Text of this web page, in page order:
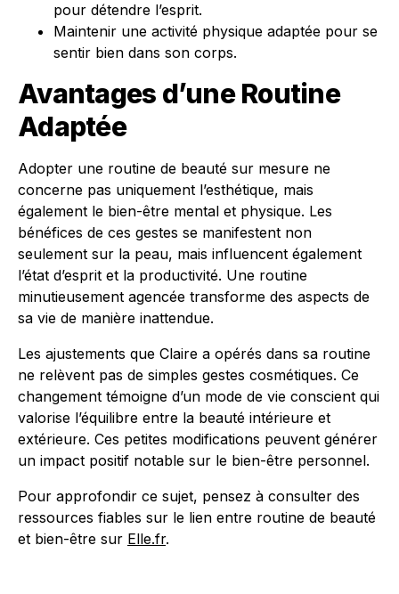
pour détendre l’esprit.
Maintenir une activité physique adaptée pour se
sentir bien dans son corps.
Avantages d’une Routine
Adaptée
Adopter une routine de beauté sur mesure ne
concerne pas uniquement l’esthétique, mais
également le bien-être mental et physique. Les
bénéfices de ces gestes se manifestent non
seulement sur la peau, mais influencent également
l’état d’esprit et la productivité. Une routine
minutieusement agencée transforme des aspects de
sa vie de manière inattendue.
Les ajustements que Claire a opérés dans sa routine
ne relèvent pas de simples gestes cosmétiques. Ce
changement témoigne d’un mode de vie conscient qui
valorise l’équilibre entre la beauté intérieure et
extérieure. Ces petites modifications peuvent générer
un impact positif notable sur le bien-être personnel.
Pour approfondir ce sujet, pensez à consulter des
ressources fiables sur le lien entre routine de beauté
et bien-être sur Elle.fr.